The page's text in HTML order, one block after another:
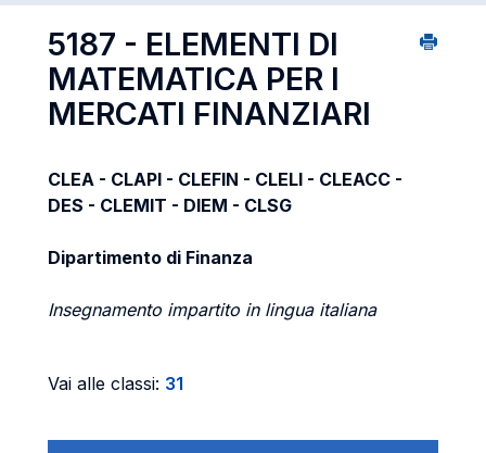
5187 - ELEMENTI DI
MATEMATICA PER I
MERCATI FINANZIARI
CLEA - CLAPI - CLEFIN - CLELI - CLEACC -
DES - CLEMIT - DIEM - CLSG
Dipartimento di Finanza
Insegnamento impartito in lingua italiana
Vai alle classi: 31